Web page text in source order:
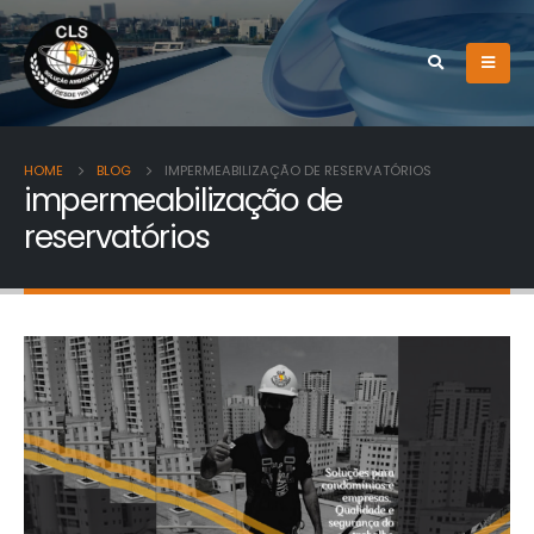
HOME BLOG IMPERMEABILIZAÇÃO DE RESERVATÓRIOS
impermeabilização de
reservatórios